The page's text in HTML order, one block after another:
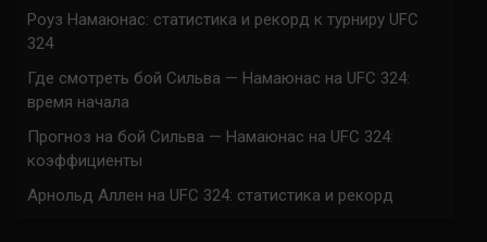
Роуз Намаюнас: статистика и рекорд к турниру UFC
324
Где смотреть бой Сильва — Намаюнас на UFC 324:
время начала
Прогноз на бой Сильва — Намаюнас на UFC 324:
коэффициенты
Арнольд Аллен на UFC 324: статистика и рекорд